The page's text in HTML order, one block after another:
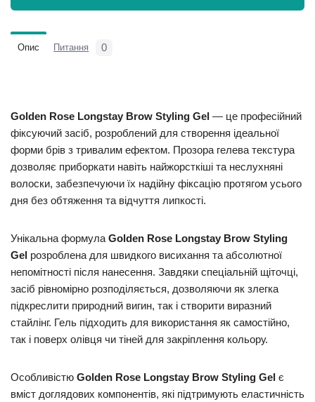
Опис Питання 0
Golden Rose Longstay Brow Styling Gel — це професійний
фіксуючий засіб, розроблений для створення ідеальної
форми брів з тривалим ефектом. Прозора гелева текстура
дозволяє приборкати навіть найжорсткіші та неслухняні
волоски, забезпечуючи їх надійну фіксацію протягом усього
дня без обтяження та відчуття липкості.
Унікальна формула Golden Rose Longstay Brow Styling
Gel розроблена для швидкого висихання та абсолютної
непомітності після нанесення. Завдяки спеціальній щіточці,
засіб рівномірно розподіляється, дозволяючи як злегка
підкреслити природний вигин, так і створити виразний
стайлінг. Гель підходить для використання як самостійно,
так і поверх олівця чи тіней для закріплення кольору.
Особливістю Golden Rose Longstay Brow Styling Gel є
вміст доглядових компонентів, які підтримують еластичність